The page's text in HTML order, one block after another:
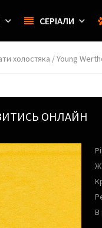
СЕРІАЛИ
холостяка / Young
ОНЛАЙН
В